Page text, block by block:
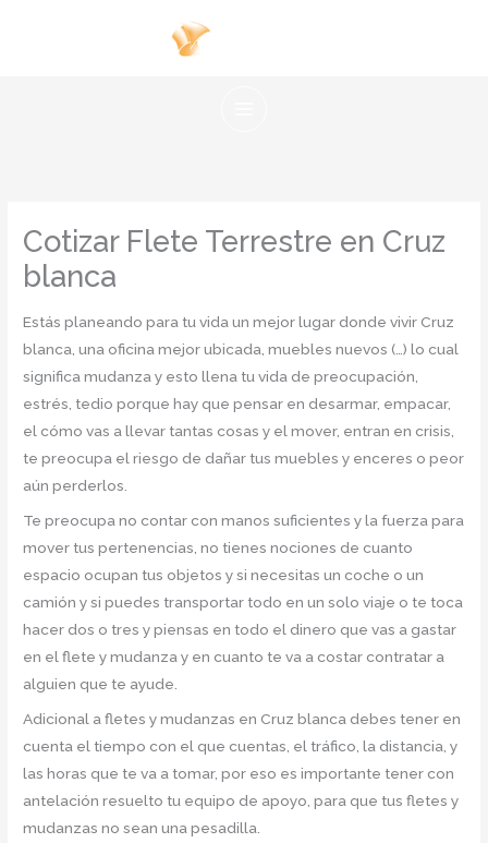
Cotizar Flete Terrestre en Cruz
blanca
Estás planeando para tu vida un mejor lugar donde vivir Cruz
blanca, una oficina mejor ubicada, muebles nuevos (…) lo cual
significa mudanza y esto llena tu vida de preocupación,
estrés, tedio porque hay que pensar en desarmar, empacar,
el cómo vas a llevar tantas cosas y el mover, entran en crisis,
te preocupa el riesgo de dañar tus muebles y enceres o peor
aún perderlos.
Te preocupa no contar con manos suficientes y la fuerza para
mover tus pertenencias, no tienes nociones de cuanto
espacio ocupan tus objetos y si necesitas un coche o un
camión y si puedes transportar todo en un solo viaje o te toca
hacer dos o tres y piensas en todo el dinero que vas a gastar
en el flete y mudanza y en cuanto te va a costar contratar a
alguien que te ayude.
Adicional a fletes y mudanzas en Cruz blanca debes tener en
cuenta el tiempo con el que cuentas, el tráfico, la distancia, y
las horas que te va a tomar, por eso es importante tener con
antelación resuelto tu equipo de apoyo, para que tus fletes y
mudanzas no sean una pesadilla.